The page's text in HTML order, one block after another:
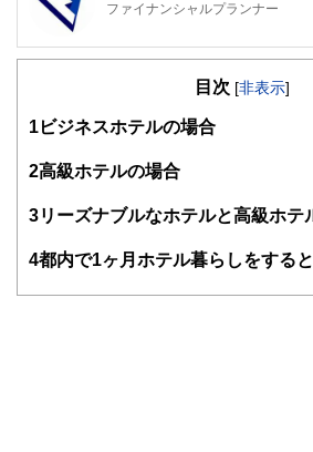
ファイナンシャルプランナー
FinancialField編集部は、金融、
知識がない方でも理解できるよう
得者を中心に「お金や暮らし」に
験者で構成され、企画立案から記
護士、税理士、宅地建物取引士、
目次 [非表示]
1ビジネスホテルの場合
2高級ホテルの場合
3リーズナブルなホテルと高級ホテ
4都内で1ヶ月ホテル暮らしをする